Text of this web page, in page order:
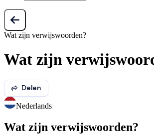
Wat zijn verwijswoorden?
Wat zijn
Delen
Nederlands
Wat zijn verwijswoorden?